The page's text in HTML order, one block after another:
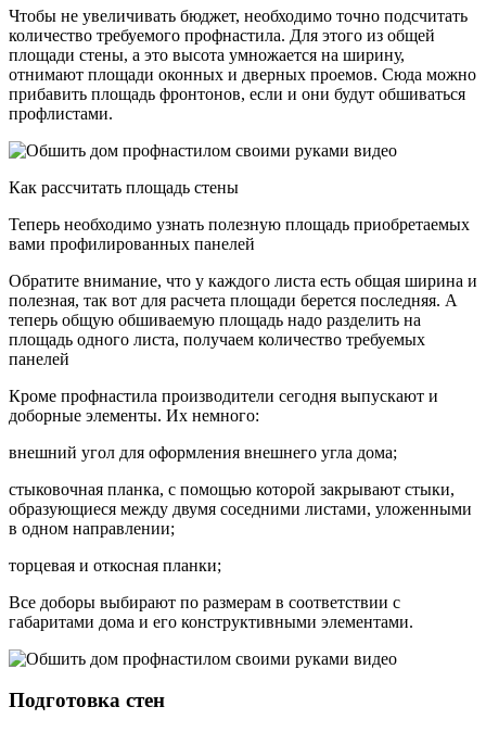
Чтобы не увеличивать бюджет, необходимо точно подсчитать
количество требуемого профнастила. Для этого из общей
площади стены, а это высота умножается на ширину,
отнимают площади оконных и дверных проемов. Сюда можно
прибавить площадь фронтонов, если и они будут обшиваться
профлистами.
Как рассчитать площадь стены
Теперь необходимо узнать полезную площадь приобретаемых
вами профилированных панелей
Обратите внимание, что у каждого листа есть общая ширина и
полезная, так вот для расчета площади берется последняя. А
теперь общую обшиваемую площадь надо разделить на
площадь одного листа, получаем количество требуемых
панелей
Кроме профнастила производители сегодня выпускают и
доборные элементы. Их немного:
внешний угол для оформления внешнего угла дома;
стыковочная планка, с помощью которой закрывают стыки,
образующиеся между двумя соседними листами, уложенными
в одном направлении;
торцевая и откосная планки;
Все доборы выбирают по размерам в соответствии с
габаритами дома и его конструктивными элементами.
Подготовка стен